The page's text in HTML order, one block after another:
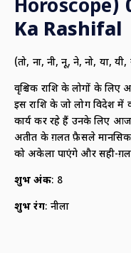
Horoscope)
Ka Rashifal
(तो, ना, नी, नू, ने, नो, या,
वृश्चिक राशि के लोगों के लिए
इस राशि के जो लोग विदेश में
कार्य कर रहे हैं उनके लिए आज
अतीत के ग़लत फ़ैसले
को अकेला पाएंगे और सही-
शुभ अंक: 8
शुभ रंग: नीला